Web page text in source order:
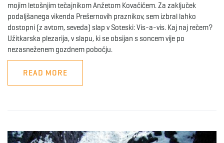
mojim letošnjim tečajnikom Anžetom Kovačičem. Za zaključek
podaljšanega vikenda Prešernovih praznikov, sem izbral lahko
dostopni (z avtom, seveda) slap v Soteski: Vis-a-vis. Kaj naj rečem?
Užitkarska plezarija, v slapu, ki se obsijan s soncem vije po
nezasneženem gozdnem pobočju.
READ MORE